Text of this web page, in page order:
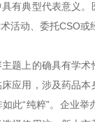
有典型代表意义
活动、委托CSO或
题上的确具有学
应用，涉及药品
此“纯粹”。企业